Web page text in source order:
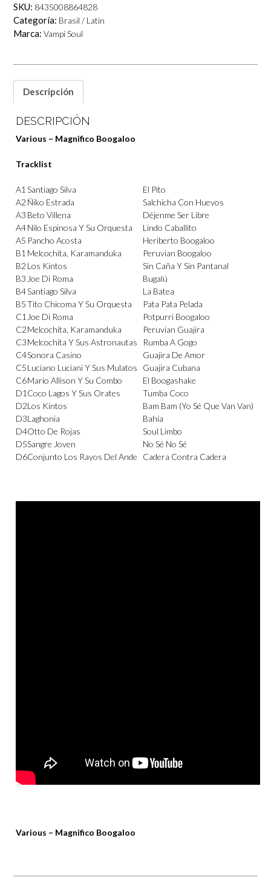
SKU: 8435008864828
Categoría: Brasil / Latin
Marca: Vampi Soul
Descripción
DESCRIPCIÓN
Various – Magnifico Boogaloo
Tracklist
A1 Santiago Silva
El Pito
A2 Ñiko Estrada
Salchicha Con Huevos
A3 Beto Villena
Déjenme Ser Libre
A4Nilo Espinosa Y Su Orquesta
Lindo Caballito
A5 Pancho Acosta
Heriberto Boogaloo
B1 Melcochita, Karamanduka
Peruvian Boogaloo
B2 Los Kintos
Sin Caña Y Sin Pantanal
B3 Joe Di Roma
Bugalú
B4Santiago Silva
La Batea
B5Tito Chicoma Y Su Orquesta
Pata Pata Pelada
C1 Joe Di Roma
Potpurri Boogaloo
C2Melcochita, Karamanduka
Peruvian Guajira
C3Melcochita Y Sus Astronautas
Rumba A Gogo
C4Sonora Casino
Guajira De Amor
C5Luciano Luciani Y Sus Mulatos
Guajira Cubana
C6Mario Allison Y Su Combo
El Boogashake
D1 Coco Lagos Y Sus Orates
Tumba Coco
D2Los Kintos
Bam Bam (Yo Sé Que Van Van)
D3Laghonia
Bahía
D4Otto De Rojas
Soul Limbo
D5Sangre Joven
No Sé No Sé
D6Conjunto Los Rayos Del Ande Cadera Contra Cadera
Various – Magnifico Boogaloo